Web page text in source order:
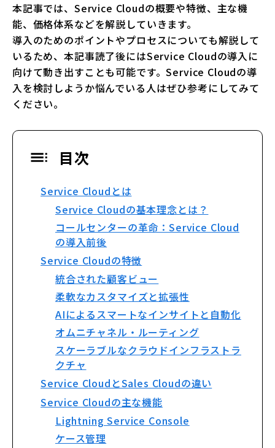
本記事では、Service Cloudの概要や特徴、主な機
能、価格体系などを解説していきます。
導入のためのポイントやプロセスについても解説して
いるため、本記事読了後にはService Cloudの導入に
向けて動き出すことも可能です。Service Cloudの導
入を検討しようか悩んでいる人はぜひ参考にしてみて
ください。
目次
Service Cloudとは
Service Cloudの基本理念とは？
コールセンターの革命：Service Cloud
の導入前後
Service Cloudの特徴
統合された顧客ビュー
柔軟なカスタマイズと拡張性
AIによるスマートなインサイトと自動化
オムニチャネル・ルーティング
スケーラブルなクラウドインフラストラ
クチャ
Service CloudとSales Cloudの違い
Service Cloudの主な機能
Lightning Service Console
ケース管理